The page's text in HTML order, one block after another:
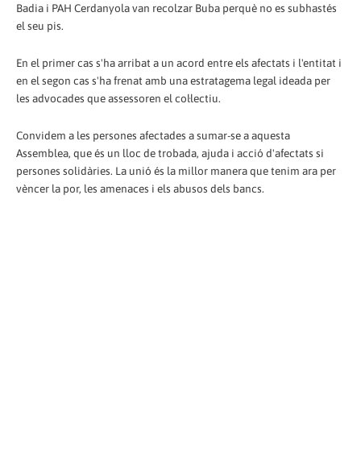
Badia i PAH Cerdanyola van recolzar Buba perquè no es subhastés
el seu pis.
En el primer cas s'ha arribat a un acord entre els afectats i l'entitat i
en el segon cas s'ha frenat amb una estratagema legal ideada per
les advocades que assessoren el col·lectiu.
Convidem a les persones afectades a sumar-se a aquesta
Assemblea, que és un lloc de trobada, ajuda i acció d'afectats si
persones solidàries. La unió és la millor manera que tenim ara per
vèncer la por, les amenaces i els abusos dels bancs.